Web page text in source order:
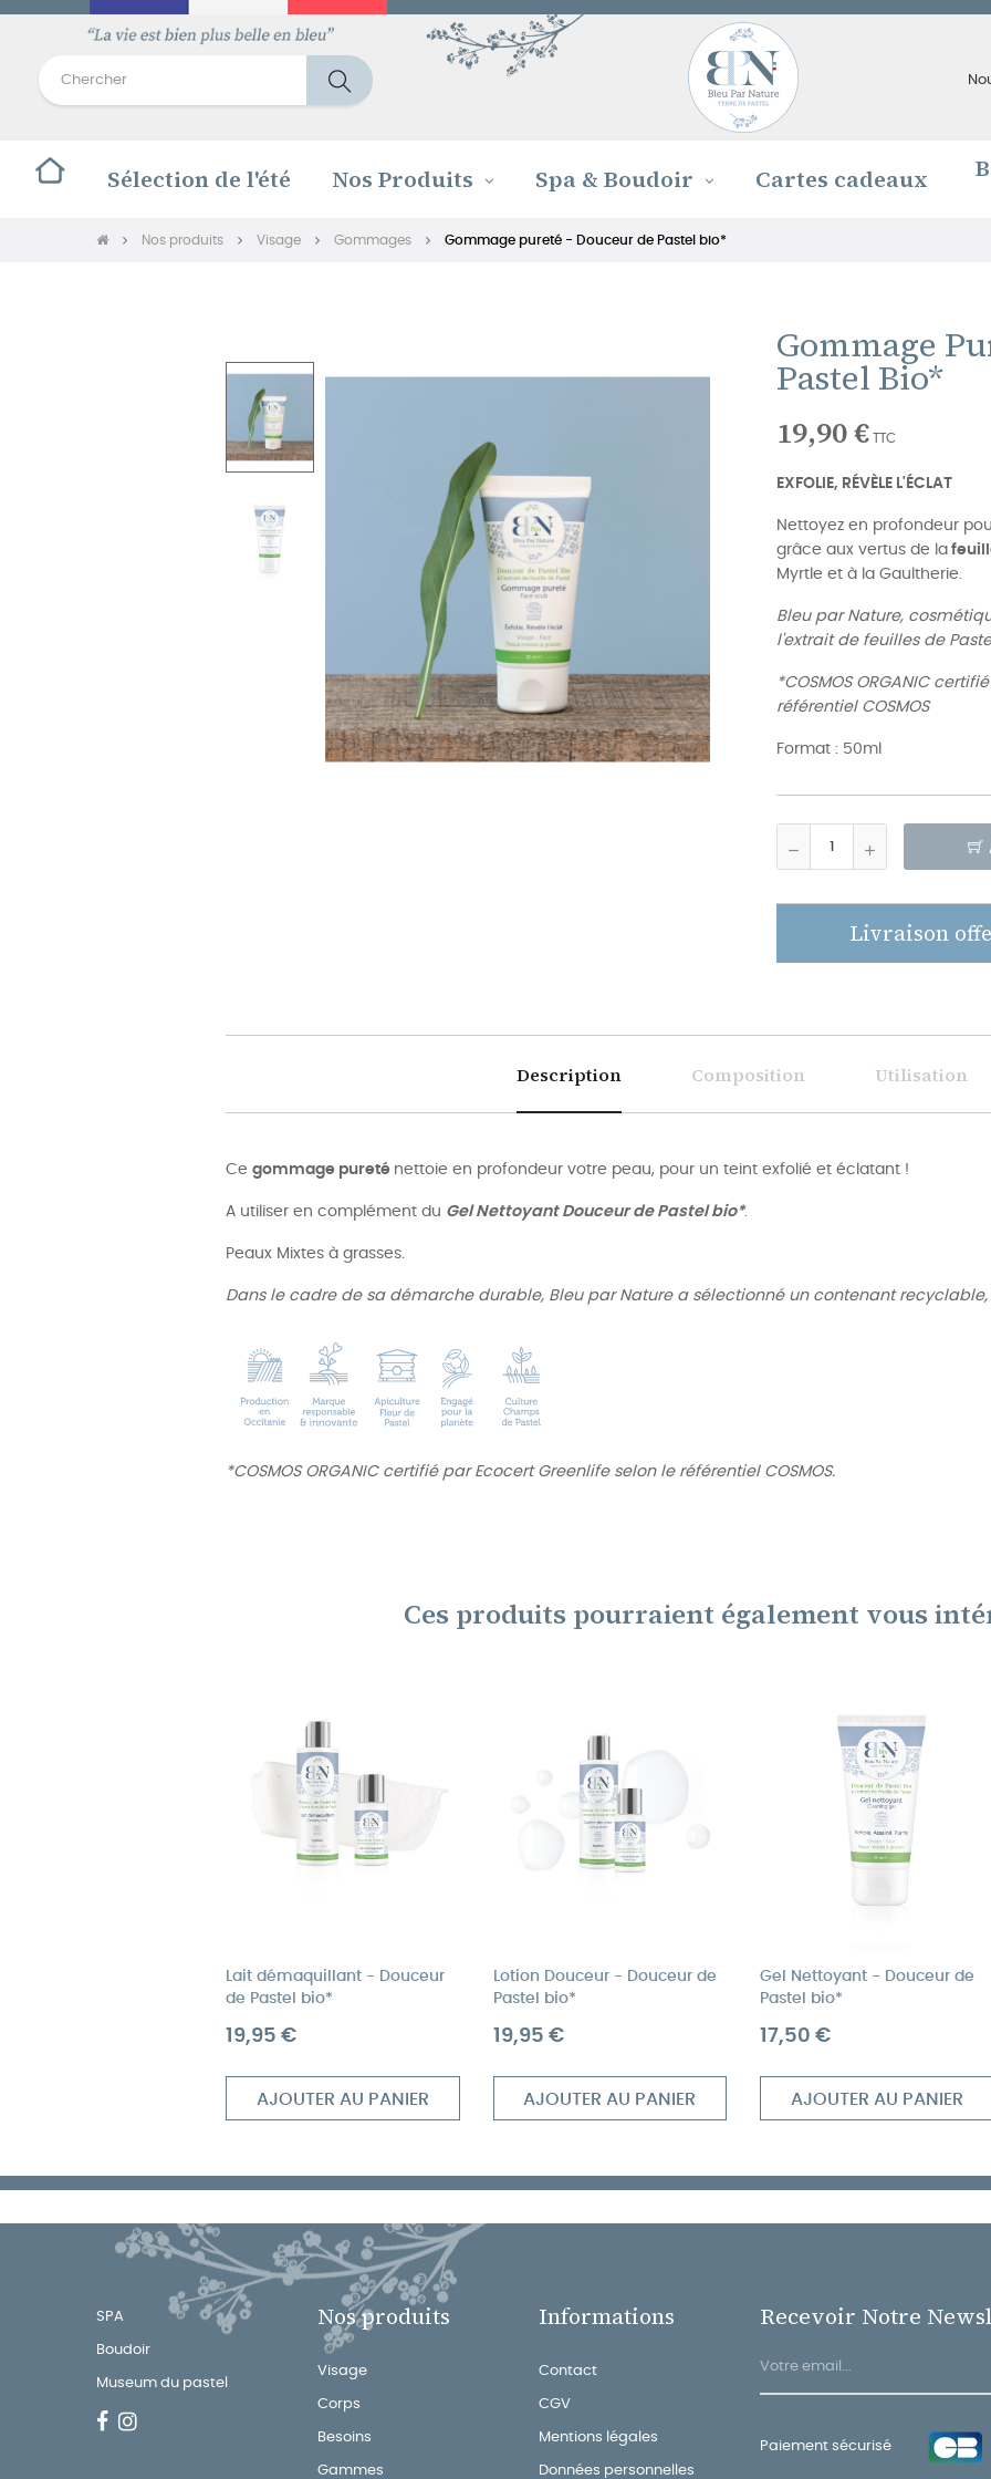
Sélection de l'été Nos Produits Spa & Boudoir Cartes cadeaux
Nos produits Visage Gommages Gommage pureté - Douceur de Pastel bio*
Gommage
Pastel Bio*
19,90 € TTC
EXFOLIE, RÉVÈLE L'ÉCLAT
Nettoyez en profondeur
grâce aux vertus de la
Myrtle et à la Gaultherie.
Bleu par Nature,
l'extrait de feuilles de
*COSMOS ORGANIC
référentiel COSMOS
Format : 50ml
Livraison
Description Composition Utilisation
Ce gommage pureté nettoie en profondeur votre peau, pour un teint exfolié et éclatant !
A utiliser en complément du Gel Nettoyant Douceur de Pastel bio*.
Peaux Mixtes à grasses.
Dans le cadre de sa démarche durable, Bleu par Naturea sélectionné un contenant recyclable
*COSMOS ORGANIC certifié par Ecocert Greenlife selon le référentiel COSMOS.
Ces produits pourraient également vous
Lait démaquillant - Douceur
de Pastel bio*
Prix19,95 €
AJOUTER AU PANIER
Lotion Douceur - Douceur de
Pastel bio*
Prix19,95 €
AJOUTER AU PANIER
Gel Nettoyant - Douceur de
Pastel bio*
Prix17,50 €
AJOUTER AU PANIER
SPA
Boudoir
Museum du pastel
Nos produits
Visage
Corps
Besoins
Gammes
Informations
Contact
CGV
Mentions légales
Données personnelles
Recevoir Notre
Paiement sécurisé